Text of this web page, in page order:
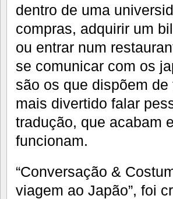
dentro de uma
compras, adquirir um
ou entrar num
se comunicar com os
são os que dispõem
mais divertido falar
tradução, que acabam
funcionam.
“Conversação &
viagem ao Japão”, foi